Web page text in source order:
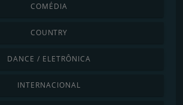
COMÉDIA
COUNTRY
DANCE / ELETRÔNICA
INTERNACIONAL